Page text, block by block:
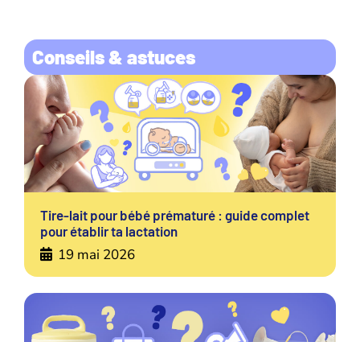
Conseils & astuces
Tire-lait pour bébé prématuré : guide complet
pour établir ta lactation
19 mai 2026